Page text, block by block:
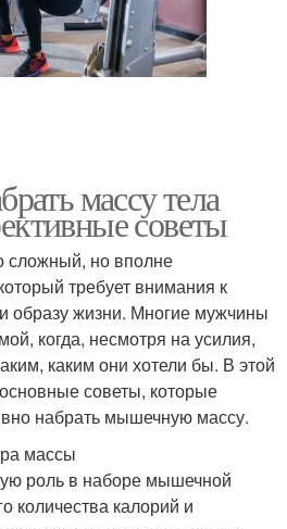
массу тела
советы
сложный, но вполне
требует внимания к
образу жизни. Многие мужчины
когда, несмотря на усилия,
каким они хотели бы. В этой
советы, которые
набрать мышечную массу.
массы
роль в наборе мышечной
количества калорий и